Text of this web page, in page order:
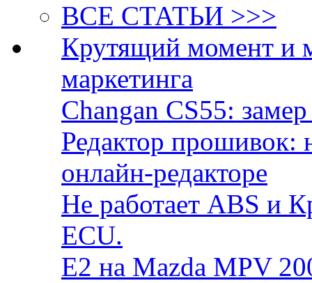
ВСЕ СТАТЬИ >>>
Крутящий момент и
маркетинга
Changan CS55:
Редактор прошивок:
онлайн-редакторе
Не работает ABS и
ECU.
E2 на Mazda MPV